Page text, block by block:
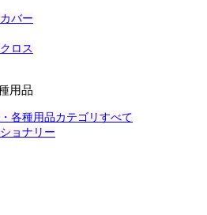
バー
ロス
用品
各種用品カテゴリすべて
ョナリー